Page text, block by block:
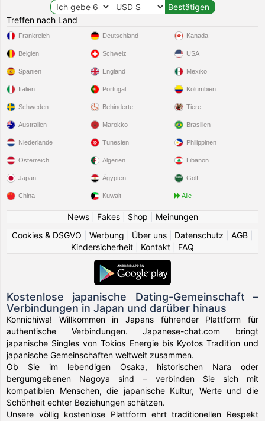
Treffen nach Land
Frankreich
Belgien
Spanien
Italien
Schweden
Deutschland
Schweiz
England
Portugal
Behinderte
Kanada
USA
Mexiko
Kolumbien
Tiere
Australien
Niederlande
Österreich
Japan
China
Marokko
Tunesien
Algerien
Ägypten
Kuwait
Brasilien
Philippinen
Libanon
Golf
Alle
News| Fakes| Shop
Meinungen
Cookies & DSGVO
Werbung Über uns Datenschutz AGB
Kindersicherheit
Kontakt FAQ
Kostenlose japanische Dating-Gemeinschaft –
Verbindungen in Japan und darüber hinaus
Konnichiwa! Willkommen in Japans führender Plattform für
authentische Verbindungen. Japanese-chat.com bringt
japanische Singles von Tokios Energie bis Kyotos Tradition und
japanische Gemeinschaften weltweit zusammen.
Ob Sie im lebendigen Osaka, historischen Nara oder
bergumgebenen Nagoya sind – verbinden Sie sich mit
kompatiblen Menschen, die japanische Kultur, Werte und die
Schönheit echter Beziehungen schätzen.
Unsere völlig kostenlose Plattform ehrt traditionellen Respekt